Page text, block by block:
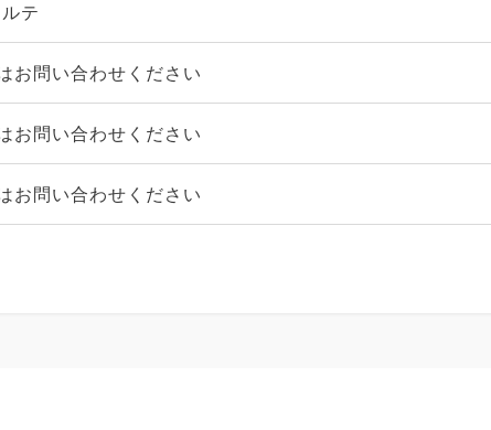
テ
お問い合わせください
お問い合わせください
お問い合わせください